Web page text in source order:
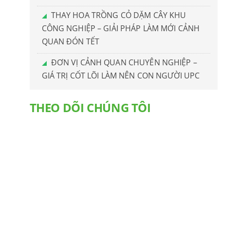
THAY HOA TRỒNG CỎ DẶM CÂY KHU
CÔNG NGHIỆP – GIẢI PHÁP LÀM MỚI CẢNH
QUAN ĐÓN TẾT
ĐƠN VỊ CẢNH QUAN CHUYÊN NGHIỆP –
GIÁ TRỊ CỐT LÕI LÀM NÊN CON NGƯỜI UPC
THEO DÕI CHÚNG TÔI